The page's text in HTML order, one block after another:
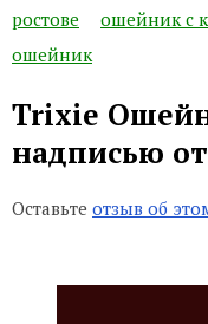
ростове
ошейник с
ошейник
Trixie
надписью
Оставьте отзыв об